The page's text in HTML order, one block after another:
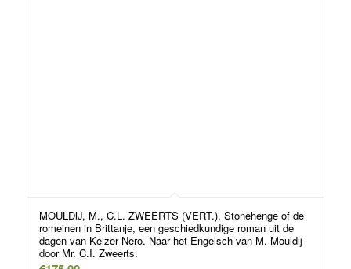
MOULDIJ, M., C.L. ZWEERTS (VERT.), Stonehenge of de
romeinen in Brittanje, een geschiedkundige roman uit de
dagen van Keizer Nero. Naar het Engelsch van M. Mouldij
door Mr. C.I. Zweerts.